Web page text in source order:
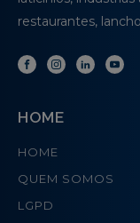
restaurantes,
HOME
HOME
QUEM SOMOS
LGPD